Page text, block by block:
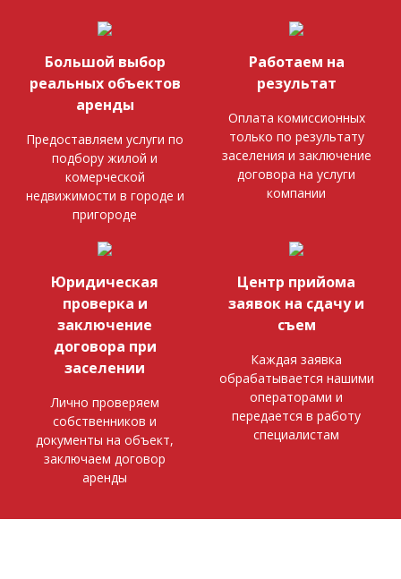
Большой выбор
реальных объектов
аренды
Предоставляем услуги по
подбору жилой и
комерческой
недвижимости в городе и
пригороде
Работаем на
результат
Оплата комиссионных
только по результату
заселения и заключение
договора на услуги
компании
Юридическая
проверка и
заключение
договора при
заселении
Лично проверяем
собственников и
документы на объект,
заключаем договор
аренды
Центр прийома
заявок на сдачу и
съем
Каждая заявка
обрабатывается нашими
операторами и
передается в работу
специалистам